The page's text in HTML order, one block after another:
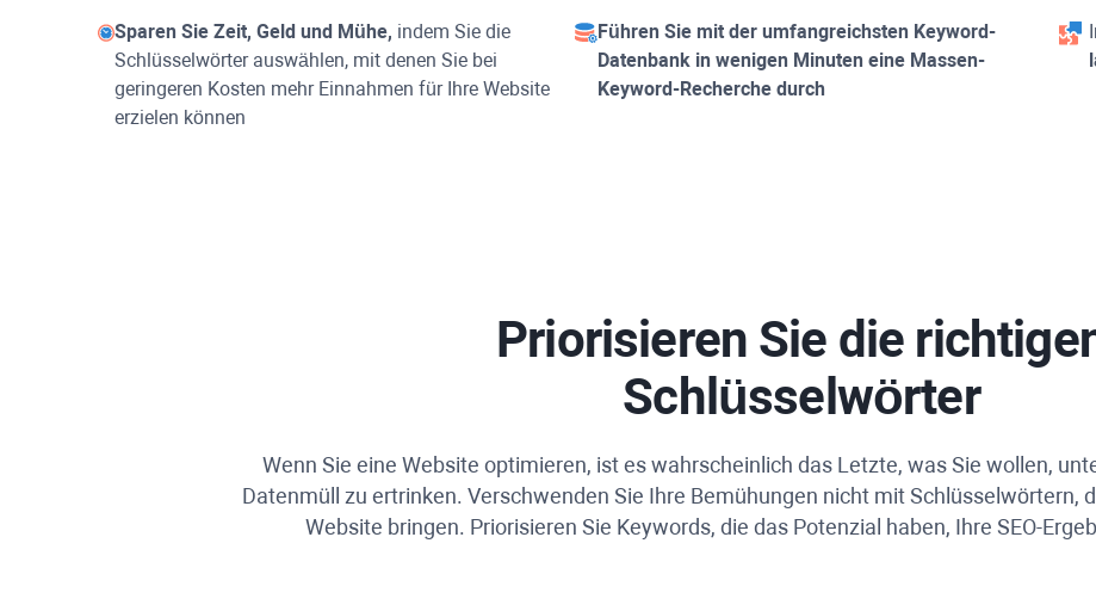
Sparen Sie Zeit, Geld und Mühe, indem Sie die
Schlüsselwörter auswählen, mit denen Sie bei
geringeren Kosten mehr Einnahmen für Ihre Website
erzielen können
Führen Sie mit der umfangreichsten Keyword-
Datenbank in wenigen Minuten eine Massen-
Keyword-Recherche durch
Priorisieren Sie die
Schlüsselwörter
Wenn Sie eine Website optimieren, ist es wahrscheinlich das Letzte, was Sie wollen,
Datenmüll zu ertrinken. Verschwenden Sie Ihre Bemühungen nicht mit Schlüsselwörtern,
Website bringen. Priorisieren Sie Keywords, die das Potenzial haben, Ihre SEO-